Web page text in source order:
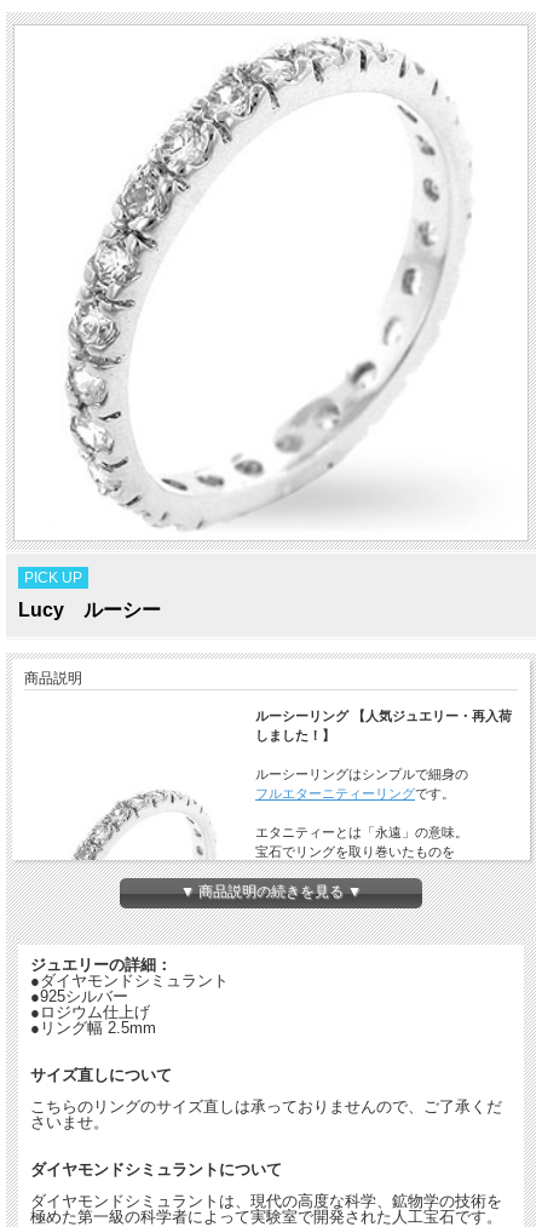
PICK UP
Lucy ルーシー
商品説明
ルーシーリング 【人気ジュエリー・再入荷
しました！】
ルーシーリングはシンプルで細身の
フルエターニティーリングです。
エタニティーとは「永遠」の意味。
宝石でリングを取り巻いたものを
エターニティーリングと呼びます。
永遠の愛を象徴し、結婚記念日や子供の誕
生などの
記念日によく贈られるリングです。
▼ 商品説明の続きを見る ▼
ジュエリーの詳細：
●ダイヤモンドシミュラント
●925シルバー
●ロジウム仕上げ
●リング幅 2.5mm
サイズ直しについて
こちらのリングのサイズ直しは承っておりませんので、ご了承くだ
さいませ。
ダイヤモンドシミュラントについて
ダイヤモンドシミュラントは、現代の高度な科学、鉱物学の技術を
極めた第一級の科学者によって実験室で開発された人工宝石です。